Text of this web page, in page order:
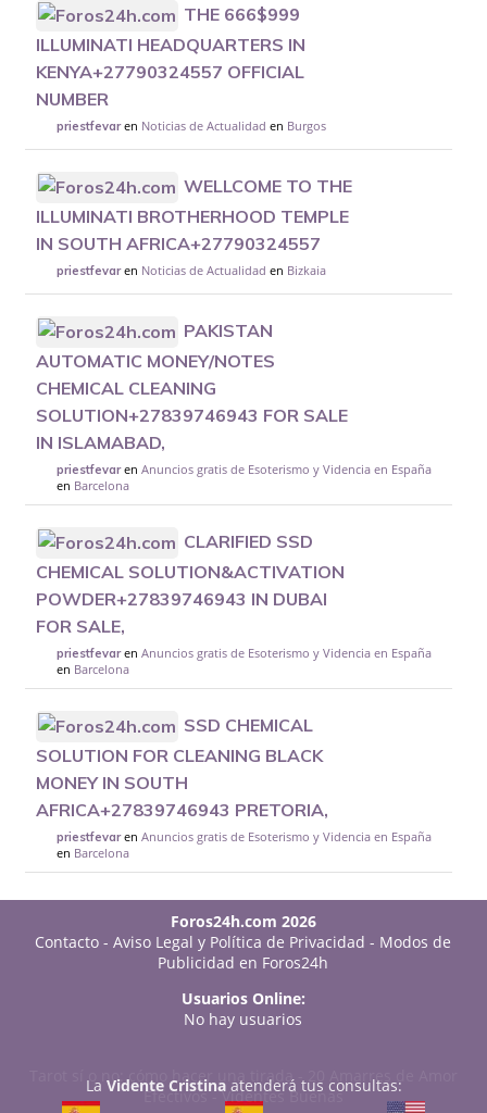
THE 666$999
ILLUMINATI HEADQUARTERS IN
KENYA+27790324557 OFFICIAL
NUMBER
priestfevaren Noticias de Actualidad en Burgos
WELLCOME TO THE
ILLUMINATI BROTHERHOOD TEMPLE
IN SOUTH AFRICA+27790324557
priestfevaren Noticias de Actualidad en Bizkaia
PAKISTAN
AUTOMATIC MONEY/NOTES
CHEMICAL CLEANING
SOLUTION+27839746943 FOR SALE
IN ISLAMABAD,
priestfevarenAnuncios gratis de Esoterismo y Videncia en España
en Barcelona
CLARIFIED SSD
CHEMICAL SOLUTION&ACTIVATION
POWDER+27839746943 IN DUBAI
FOR SALE,
priestfevarenAnuncios gratis de Esoterismo y Videncia en España
en Barcelona
SSD CHEMICAL
SOLUTION FOR CLEANING BLACK
MONEY IN SOUTH
AFRICA+27839746943 PRETORIA,
priestfevarenAnuncios gratis de Esoterismo y Videncia en España
en Barcelona
Foros24h.com 2026
Contacto -Aviso Legal y Política de Privacidad - Modos de
Publicidad en Foros24h
Usuarios Online:
No hay usuarios
Tarot sí o no: cómo hacer una tirada-
20 Amarres de Amor
Efectivos-Videntes Buenas
La Vidente Cristinaatenderá tus consultas: